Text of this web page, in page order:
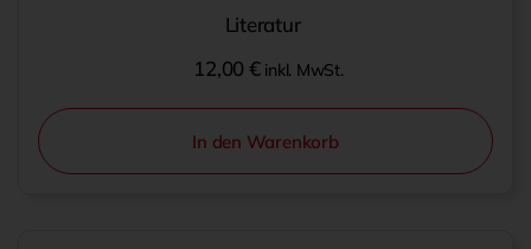
Literatur
12,00 € inkl. MwSt.
In den Warenkorb